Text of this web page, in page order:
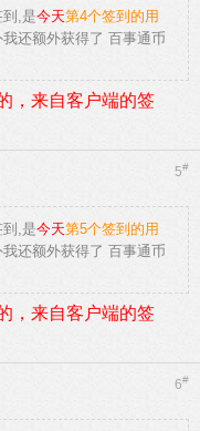
到,是今天第4个签到的用
我还额外获得了 百事通币
，来自客户端的签
5#
到,是今天第5个签到的用
我还额外获得了 百事通币
，来自客户端的签
6#